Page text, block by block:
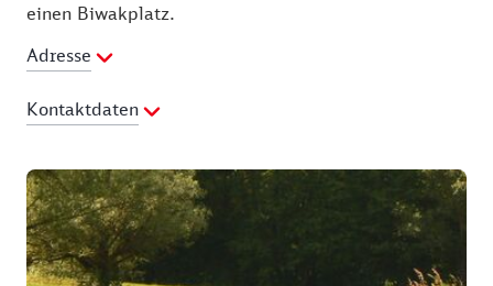
einen Biwakplatz.
Adresse
Kontaktdaten
E-Mail Adresse:kanustation-klempenow@gmx.de
Webseite:http://www.kanustation-klempenow.m-
vp.de